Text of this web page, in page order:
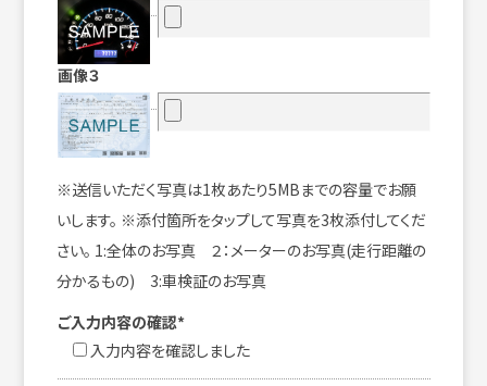
画像３
※送信いただく写真は1枚あたり5MBまでの容量でお願
いします。 ※添付箇所をタップして写真を3枚添付してくだ
さい。 1:全体のお写真 ２：メーターのお写真(走行距離の
分かるもの) 3:車検証のお写真
ご入力内容の確認*
入力内容を確認しました